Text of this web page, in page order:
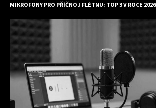
MIKROFONY PRO PŘÍČNOU FLÉTNU: TOP 3 V ROCE 2026